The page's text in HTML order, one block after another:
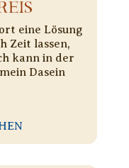
eine Lösung
Zeit lassen,
kann in der
Dasein